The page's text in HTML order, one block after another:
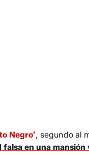
Negro’, segundo al
en una mansión